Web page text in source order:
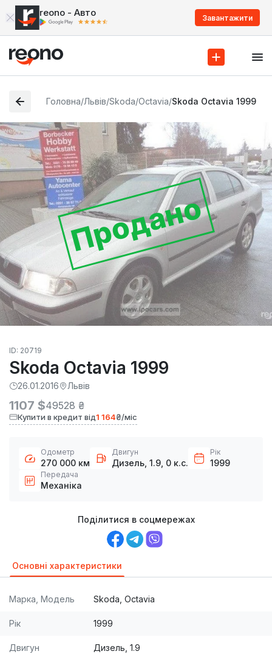
reono - Авто Завантажити
Головна/Львів/Skoda/Octavia/Skoda Octavia 1999
Продано
ID: 20719
Skoda Octavia 1999
26.01.2016 Львів
1107 $49528 ₴
Купити в кредит від1 164₴/міс
Одометр
270 000 км
Двигун
Дизель, 1.9, 0 к.с.
Рік
1999
Передача
Механіка
Поділитися в соцмережах
Основні характеристики
Марка, Модель Skoda, Octavia
Рік 1999
Двигун Дизель, 1.9